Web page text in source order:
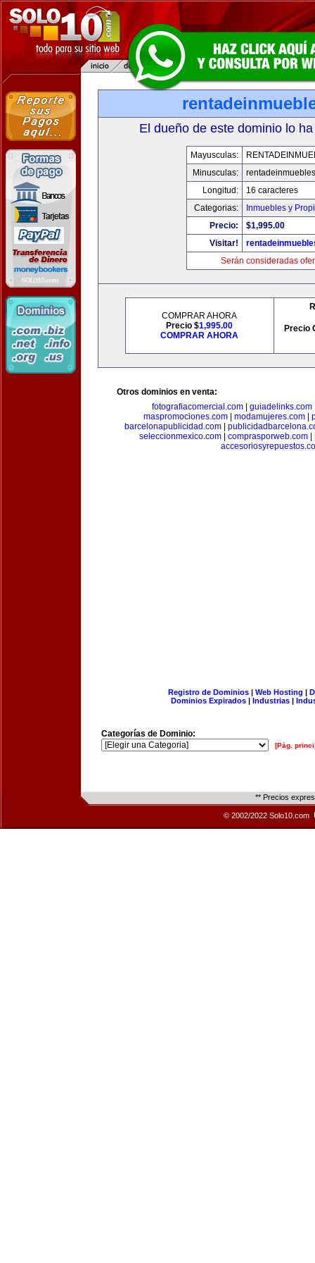
El dueño de este dominio lo
Mayusculas:
Minusculas:
Longitud:
16 caracteres
Categorias:
Inmuebles y
Precio:
$1,995.00
Visitar!
Serán consideradas
COMPRAR AHORA
Precio $1,995.00
COMPRAR AHORA
Precio
Otros dominios en venta:
fotografiacomercial.com
guiadelinks.com
maspromociones.com
modamujeres.com
barcelonapublicidad.com|
seleccionmexico.com| comprasporweb.com|
Registro de Dominios| Web Hosting |
Dominios Expirados | Industrias |
Categorías de Dominio:
[Pág.
** Precios
© 2002/2022 Solo10.com